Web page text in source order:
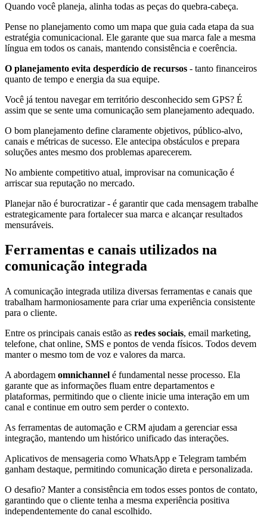
Quando você planeja, alinha todas as peças do quebra-cabeça.
Pense no planejamento como um mapa que guia cada etapa da sua
estratégia comunicacional. Ele garante que sua marca fale a mesma
língua em todos os canais, mantendo consistência e coerência.
O planejamento evita desperdício de recursos - tanto financeiros
quanto de tempo e energia da sua equipe.
Você já tentou navegar em território desconhecido sem GPS? É
assim que se sente uma comunicação sem planejamento adequado.
O bom planejamento define claramente objetivos, público-alvo,
canais e métricas de sucesso. Ele antecipa obstáculos e prepara
soluções antes mesmo dos problemas aparecerem.
No ambiente competitivo atual, improvisar na comunicação é
arriscar sua reputação no mercado.
Planejar não é burocratizar - é garantir que cada mensagem trabalhe
estrategicamente para fortalecer sua marca e alcançar resultados
mensuráveis.
Ferramentas e canais utilizados na
comunicação integrada
A comunicação integrada utiliza diversas ferramentas e canais que
trabalham harmoniosamente para criar uma experiência consistente
para o cliente.
Entre os principais canais estão as redes sociais, email marketing,
telefone, chat online, SMS e pontos de venda físicos. Todos devem
manter o mesmo tom de voz e valores da marca.
A abordagem omnichannel é fundamental nesse processo. Ela
garante que as informações fluam entre departamentos e
plataformas, permitindo que o cliente inicie uma interação em um
canal e continue em outro sem perder o contexto.
As ferramentas de automação e CRM ajudam a gerenciar essa
integração, mantendo um histórico unificado das interações.
Aplicativos de mensageria como WhatsApp e Telegram também
ganham destaque, permitindo comunicação direta e personalizada.
O desafio? Manter a consistência em todos esses pontos de contato,
garantindo que o cliente tenha a mesma experiência positiva
independentemente do canal escolhido.